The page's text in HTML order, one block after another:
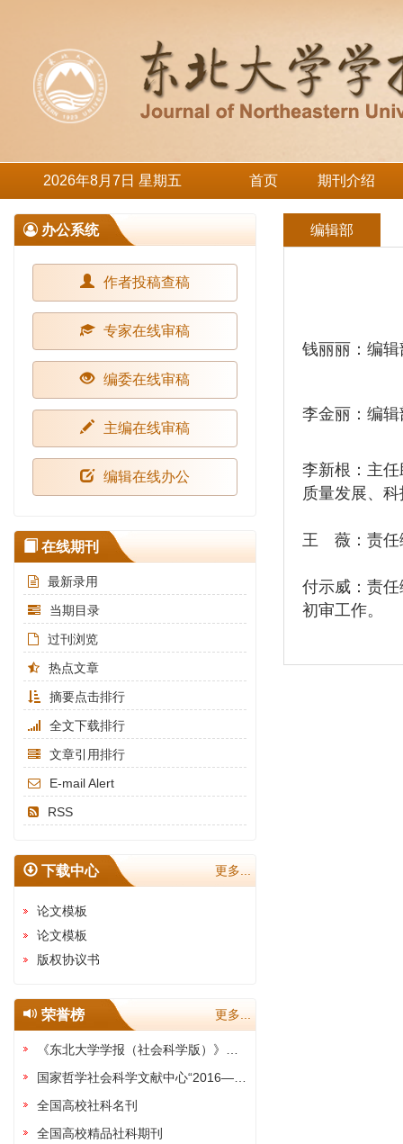
2026年8月7日 星期五 首页 期刊介绍
编辑部
钱丽丽：编
李金丽：编
李新根：主
质量发展、
王 薇：责任
付示威：责
初审工作
办公系统
作者投稿查稿
专家在线审稿
编委在线审稿
主编在线审稿
编辑在线办公
在线期刊
最新录用
当期目录
过刊浏览
热点文章
摘要点击排行
全文下载排行
文章引用排行
E-mail Alert
RSS
下载中心 更多...
论文模板
论文模板
版权协议书
荣誉榜 更多...
全国高校社科名刊
全国高校精品社科期刊